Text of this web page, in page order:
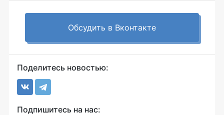
Обсудить в Вконтакте
Поделитесь новостью:
Подпишитесь на нас: